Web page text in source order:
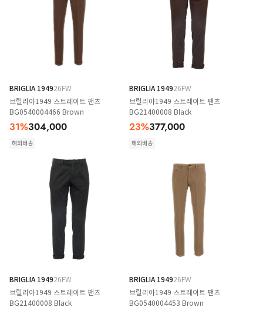
BRIGLIA 194926FW
브릴리아1949 스트레이트 팬츠
BG0540004466 Brown
31%304,000
해외배송
BRIGLIA 194926FW
브릴리아1949 스트레이트 팬츠
BG21400008 Black
23%377,000
해외배송
BRIGLIA 194926FW
브릴리아1949 스트레이트 팬츠
BG21400008 Black
BRIGLIA 194926FW
브릴리아1949 스트레이트 팬츠
BG0540004453 Brown